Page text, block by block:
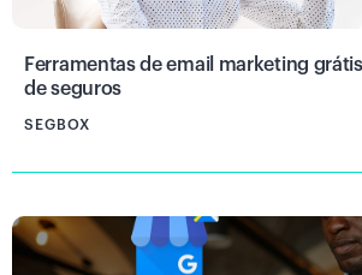
Ferramentas de email marketing
de seguros
SEGBOX